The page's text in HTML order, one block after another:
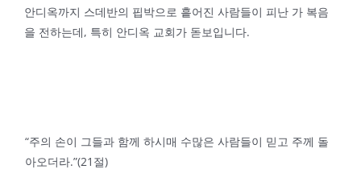
안디옥까지 스데반의 핍박으로 흩어진 사람들이 피난 가 복음
을 전하는데, 특히 안디옥 교회가 돋보입니다.
“주의 손이 그들과 함께 하시매 수많은 사람들이 믿고 주께 돌
아오더라.”(21절)